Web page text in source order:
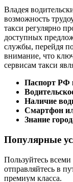
Владея
возможность
такси регулярно
доступных
службы, перейдя
внимание, что
сервисам такси
Паспорт РФ
Наличие
Смартфон
Знание
Популярные
Пользуйтесь всеми
отправляйтесь в
премиум класса.